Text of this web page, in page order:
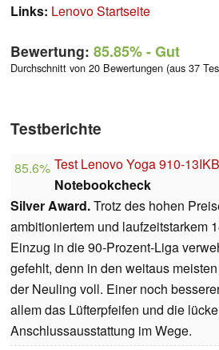
Links: Lenovo Startseite
Bewertung: 85.85%- Gut
Durchschnitt von 20 Bewertungen (aus 37
Testberichte
85.6% Test Lenovo Yoga 910-
Notebookcheck
Silver Award.Trotz des hohen
ambitioniertem und laufzeitstarkem
Einzug in die 90-Prozent-Liga
gefehlt, denn in den weitaus
der Neuling voll. Einer noch
allem das Lüfterpfeifen und die
Anschlussausstattung im Wege.